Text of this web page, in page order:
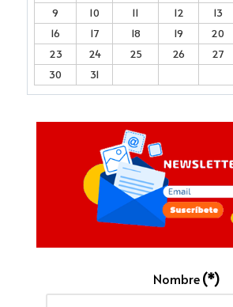
9
10 11 12 13
16
17 18 19 20
23
24 25 26 27
30
31
Nombre(*)